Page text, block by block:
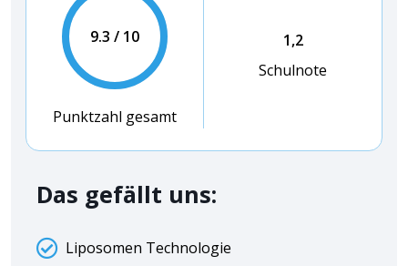
9.3 / 10
Punktzahl gesamt
1,2
Schulnote
Das gefällt uns:
Liposomen Technologie